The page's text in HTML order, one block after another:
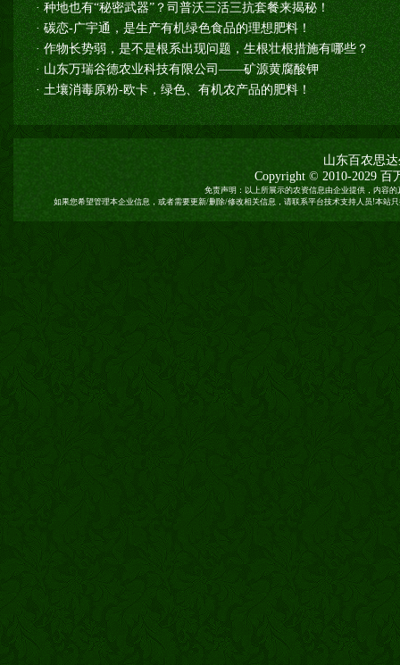
·种地也有“秘密武器”？司普沃三活三抗套餐来揭秘！
·碳恋-广宇通，是生产有机绿色食品的理想肥料！
·作物长势弱，是不是根系出现问题，生根壮根措施有哪些？
·山东万瑞谷德农业科技有限公司——矿源黄腐酸钾
·土壤消毒原粉-欧卡，绿色、有机农产品的肥料！
山东百农思
Copyright © 2010-2029 百
免责声明：以上所展示的农资信息由企业提供，内容
如果您希望管理本企业信息，或者需要更新/删除/修改相关信息，请联系平台技术支持人员!本站